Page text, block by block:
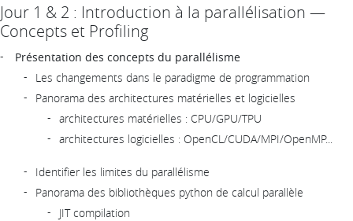
Jour 1 & 2 : Introduction à la parallélisation —
Concepts et Profiling
Présentation des concepts du parallélisme
Les changements dans le paradigme de programmation
Panorama des architectures matérielles et logicielles
architectures matérielles : CPU/GPU/TPU
architectures logicielles : OpenCL/CUDA/MPI/OpenMP...
Identifier les limites du parallélisme
Panorama des bibliothèques python de calcul parallèle
JIT compilation